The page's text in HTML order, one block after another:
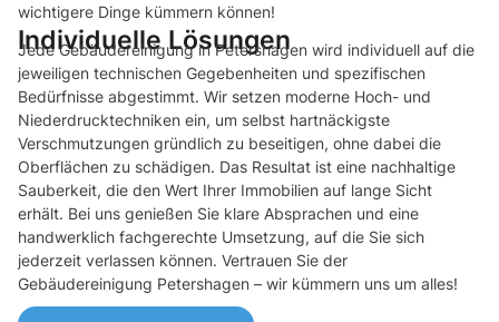
wichtigere Dinge kümmern können!
Individuelle Lösungen
Jede Gebäudereinigung in Petershagen wird individuell auf die
jeweiligen technischen Gegebenheiten und spezifischen
Bedürfnisse abgestimmt. Wir setzen moderne Hoch- und
Niederdrucktechniken ein, um selbst hartnäckigste
Verschmutzungen gründlich zu beseitigen, ohne dabei die
Oberflächen zu schädigen. Das Resultat ist eine nachhaltige
Sauberkeit, die den Wert Ihrer Immobilien auf lange Sicht
erhält. Bei uns genießen Sie klare Absprachen und eine
handwerklich fachgerechte Umsetzung, auf die Sie sich
jederzeit verlassen können. Vertrauen Sie der
Gebäudereinigung Petershagen – wir kümmern uns um alles!